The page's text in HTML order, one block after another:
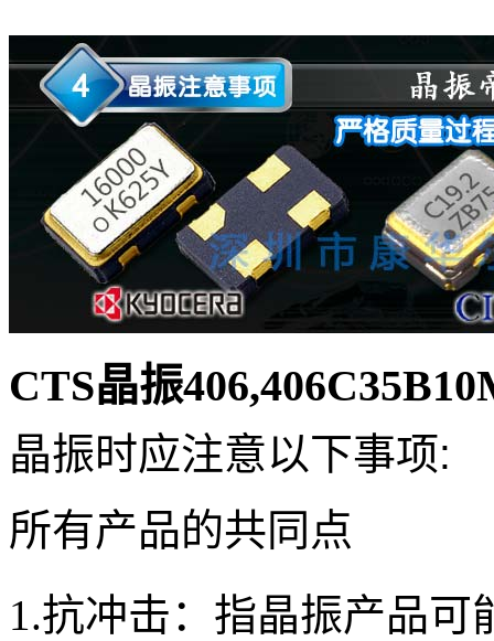
CTS晶振
晶振时应注意以下事项:
所有产品的共同点
1.抗冲击： 指晶振产品可